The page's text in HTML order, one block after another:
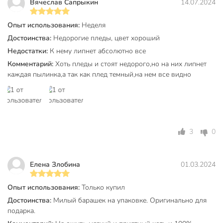
Ширина, см
Длина, см
Размерность
1.5-спальный
Бренд
Двухсторонний
двухсторонние
Для детей
Цвет
синий
Состав
Вячеслав Сапрыкин 14.07.2024
Опыт использования: Неделя
Достоинства: Недорогие пледы, цвет хороший
Недостатки: К нему липнет абсолютно все
Комментарий: Хоть пледы и стоят недорого,но на них липнет
каждая пылинка,а так как плед темный,на нем все видно
3 0
Елена Злобина 01.03.2024
Опыт использования: Только купил
Достоинства: Милый барашек на упаковке. Оригинально для
подарка.